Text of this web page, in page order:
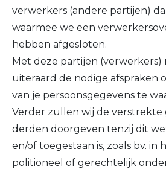
verwerkers (andere partijen)
waarmee we een
hebben afgesloten.
Met deze partijen (verwerkers)
uiteraard de nodige afspraken
van je persoonsgegevens te
Verder zullen wij de verstrekte
derden doorgeven tenzij dit
en/of toegestaan is, zoals bv. in
politioneel of gerechtelijk